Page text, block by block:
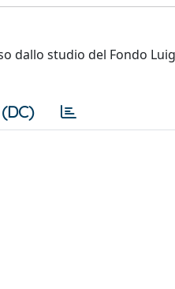
dallo studio del Fondo